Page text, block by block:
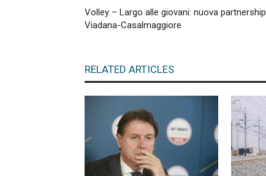
Volley – Largo alle giovani: nuova partnership
Viadana-Casalmaggiore
RELATED ARTICLES